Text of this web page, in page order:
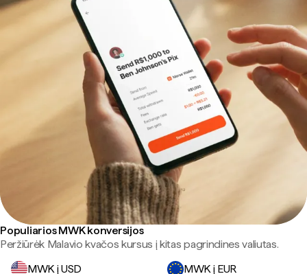
Populiarios MWK konversijos
Peržiūrėk Malavio kvačos kursus į kitas pagrindines valiutas.
MWK į USD
MWK į EUR